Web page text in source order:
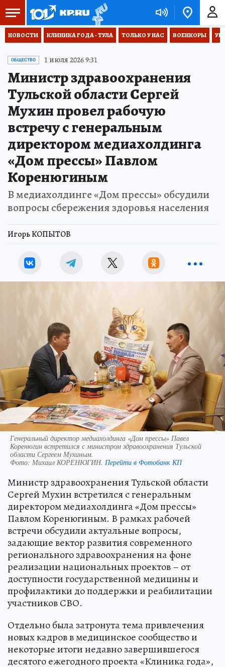
НОВОСТИ КЛИНИКА ГОДА - ТУЛА ТОЛЬКО У НАС ВОЕНКОРЫ
ОБЩЕСТВО 1 июля 2026 9:31
Министр здравоохранения
Тульской области Сергей
Мухин провел рабочую
встречу с генеральным
директором медиахолдинга
«Дом прессы» Павлом
Коренюгиным
В медиахолдинге «Дом прессы» обсудили
вопросы сбережения здоровья населения
Игорь КОПЫТОВ
Генеральный директор медиахолдинга «Дом прессы» Павел
Коренюгин встретился с министром здравоохранения Тульской
области Сергеем Мухиным.
Фото: Михаил КОРЕНЮГИН. Перейти в Фотобанк КП
Министр здравоохранения Тульской области
Сергей Мухин встретился с генеральным
директором медиахолдинга «Дом прессы»
Павлом Коренюгиным. В рамках рабочей
встречи обсудили актуальные вопросы,
задающие вектор развития современного
регионального здравоохранения на фоне
реализации национальных проектов – от
доступности государственной медицины и
профилактики до поддержки и реабилитации
участников СВО.
Отдельно была затронута тема привлечения
новых кадров в медицинское сообщество и
некоторые итоги недавно завершившегося
десятого ежегодного проекта «Клиника года»,